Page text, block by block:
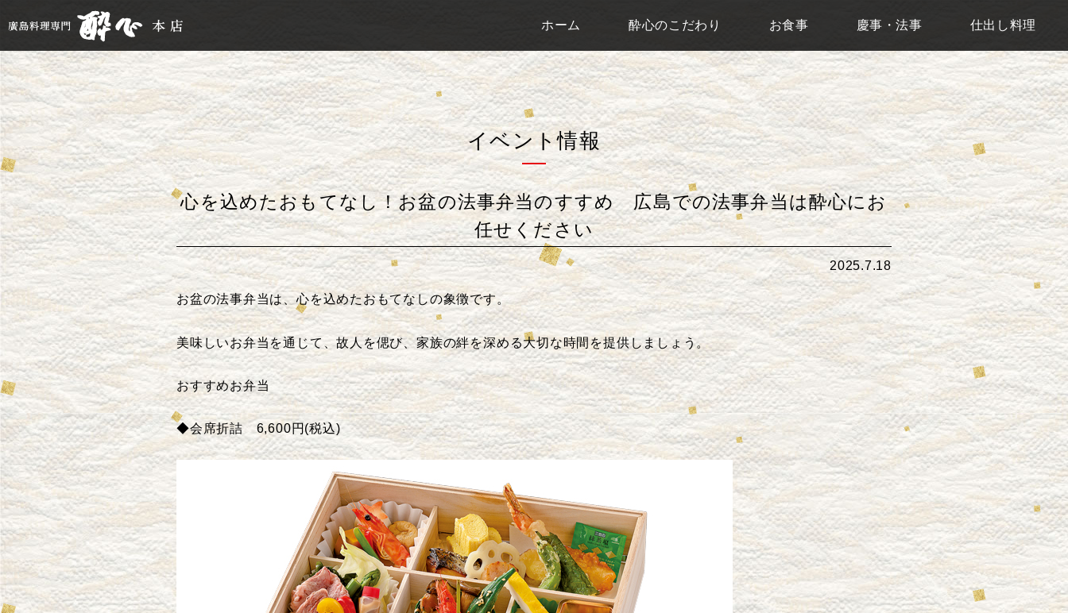
ホーム 酔心のこだわり お食事 慶事・法事 仕出し料理
イベント情報
心を込めたおもてなし！お盆の法事弁当のすすめ 広島での法事弁当は酔心にお
任せください
2025.7.18
お盆の法事弁当は、心を込めたおもてなしの象徴です。
美味しいお弁当を通じて、故人を偲び、家族の絆を深める大切な時間を提供しましょう。
おすすめお弁当
◆会席折詰 6,600円(税込)